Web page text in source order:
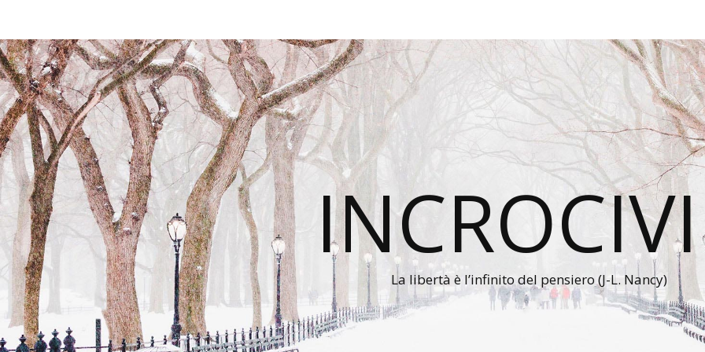
La libertà è l’infinito del pensiero (J-L. Nancy)